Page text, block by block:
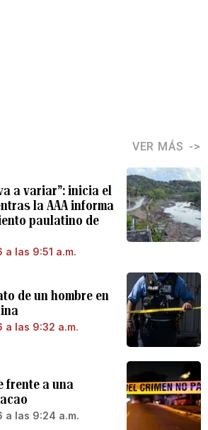
VER MÁS
a variar”: inicia el
la AAA informa
paulatino de
las 9:51 a.m.
de un hombre en
a las 9:32 a.m.
frente a una
a las 9:24 a.m.